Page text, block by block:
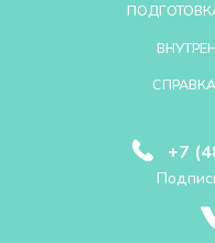
+7